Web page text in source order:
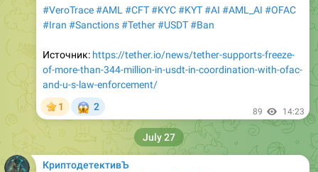
#VeroTrace#AML #CFT#KYC#KYT#AI #AML_AI #OFAC
#Iran #Sanctions#Tether#USDT#Ban
Источник: https://tether.io/news/tether-supports-freeze-
of-more-than-344-million-in-usdt-in-coordination-with-ofac-
and-u-s-law-enforcement/
1
2 89 14:23
КриптодетективЪ
July 27